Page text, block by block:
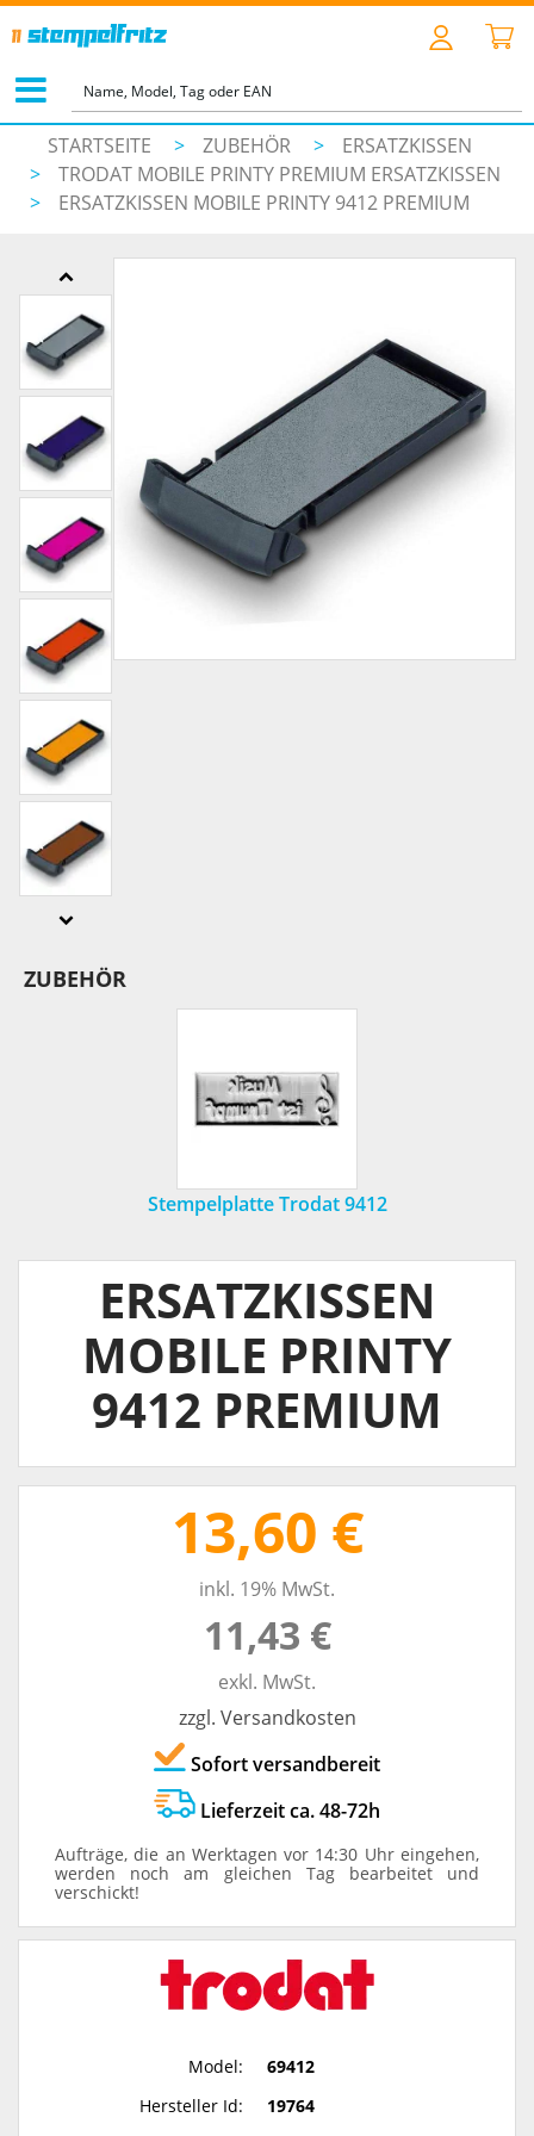
STARTSEITE > ZUBEHÖR >
ERSATZKISSEN
>
TRODAT MOBILE PRINTY PREMIUM ERSATZKISSEN
>
ERSATZKISSEN MOBILE PRINTY 9412 PREMIUM
ZUBEHÖR
Stempelplatte Trodat 9412
ERSATZKISSEN
MOBILE PRINTY
9412 PREMIUM
13,60 €
inkl. 19% MwSt.
11,43 €
exkl. MwSt.
zzgl. Versandkosten
Sofort versandbereit
Lieferzeit ca. 48-72h
Aufträge, die an Werktagen vor 14:30 Uhr eingehen,
werden noch am gleichen Tag bearbeitet und
verschickt!
Model:
69412
Hersteller Id:
19764